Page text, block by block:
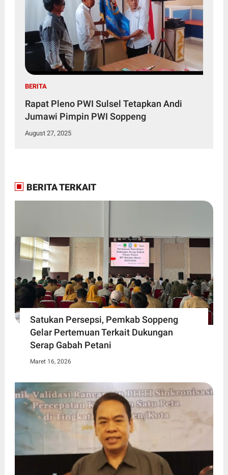
BERITA
Rapat Pleno PWI Sulsel Tetapkan Andi
Jumawi Pimpin PWI Soppeng
August 27, 2025
BERITA TERKAIT
Satukan Persepsi, Pemkab Soppeng
Gelar Pertemuan Terkait Dukungan
Serap Gabah Petani
Maret 16, 2026